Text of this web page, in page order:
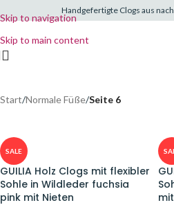
Skip to navigation
Skip to main content
Handgefertigte Clogs aus
Start/Normale Füße/Seite 6
SALE
GUILIA Holz Clogs mit flexibler
Sohle in Wildleder fuchsia
pink mit Nieten